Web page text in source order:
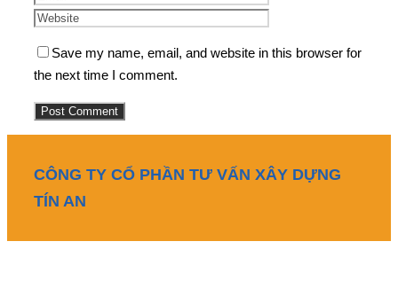
Save my name, email, and website in this browser for
the next time I comment.
CÔNG TY CỔ PHẦN TƯ VẤN XÂY DỰNG
TÍN AN